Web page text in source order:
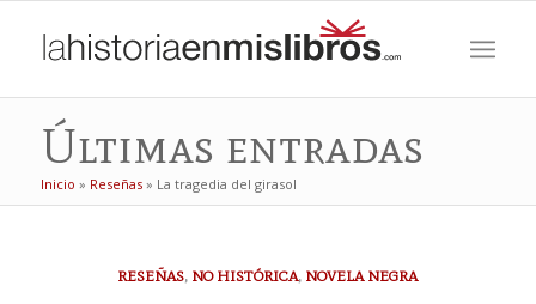
Últimas entradas
Inicio » Reseñas» La tragedia del girasol
RESEÑAS, NO HISTÓRICA, NOVELA NEGRA